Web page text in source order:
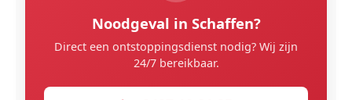
Noodgeval in Schaffen?
Direct een ontstoppingsdienst nodig? Wij zijn
24/7 bereikbaar.